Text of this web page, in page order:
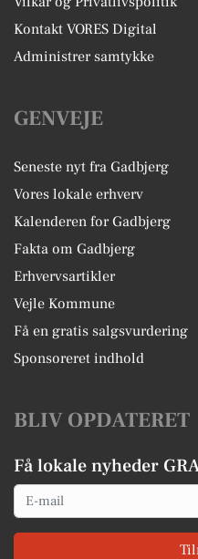
Kontakt VORES Digital
Administrer samtykke
GENVEJE
Seneste nyt fra Gadbjerg
Vores lokale erhverv
Kalenderen for Gadbjerg
Fakta om Gadbjerg
Erhvervsartikler
Vejle Kommune
Få en gratis salgsvurdering
Sponsoreret indhold
BLIV OPDATERET
Få lokale nyheder
Email